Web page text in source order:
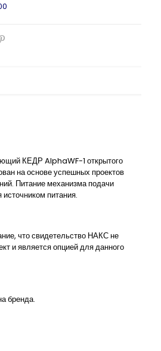
КЕДР AlphaWF-1 открытого
на основе успешных проектов
Питание механизма подачи
источником питания.
что свидетельство НАКС не
и является опцией для данного
бренда.